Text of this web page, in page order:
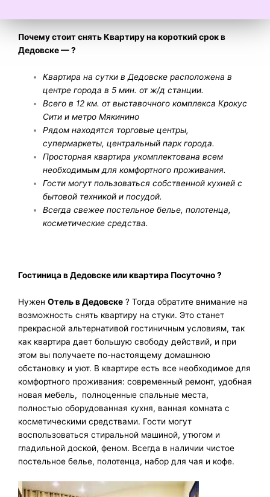
Почему стоит снять Квартиру на короткий срок в
Дедовске— ?
Квартира на сутки в Дедовске расположена в
центре города в 5 мин. от ж/д станции.
Всего в 12 км. от выставочного комплекса Крокус
Сити и метро Мякинино
Рядом находятся торговые центры,
супермаркеты, центральный парк города.
Просторная квартира укомплектована всем
необходимым для комфортного проживания.
Гости могут пользоваться собственной кухней с
бытовой техникой и посудой.
Всегда свежее постельное белье, полотенца,
косметические средства.
Гостиница в Дедовскеили квартира Посуточно ?
Нужен Отель в Дедовске ? Тогда обратите внимание на
возможность снять квартиру на стуки. Это станет
прекрасной альтернативой гостиничным условиям, так
как квартира дает большую свободу действий, и при
этом вы получаете по-настоящему домашнюю
обстановку и уют. В квартире есть все необходимое для
комфортного проживания: современный ремонт, удобная
новая мебель, полноценные спальные места,
полностью оборудованная кухня, ванная комната с
косметическими средствами. Гости могут
воспользоваться стиральной машиной, утюгом и
гладильной доской, феном. Всегда в наличии чистое
постельное белье, полотенца, набор для чая и кофе.